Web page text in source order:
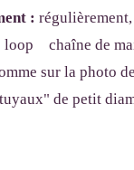
:
chaîne de
sur la photo
de petit